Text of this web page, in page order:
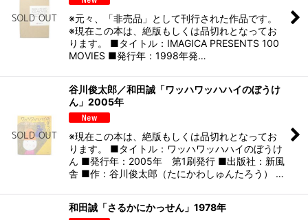
※元々、「非売品」として刊行された作品です。
※現在この本は、絶版もしくは品切れとなってお
ります。 ■タイトル：IMAGICA PRESENTS 100
MOVIES ■発行年：1998年発…
谷川俊太郎／和田誠「ワッハワッハハイのぼうけ
ん」2005年
※現在この本は、絶版もしくは品切れとなってお
ります。 ■タイトル：ワッハワッハハイのぼうけ
ん ■発行年：2005年 第1刷発行 ■出版社：新風
舎 ■作：谷川俊太郎（たにかわしゅんたろう） …
和田誠「さるかにかっせん」1978年